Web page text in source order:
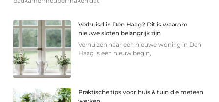
Verhuisd in Den Haag? Dit is waarom
nieuwe sloten belangrijk zijn
Verhuizen naar een nieuwe woning in Den
Haag is een nieuw begin,
Praktische tips voor huis & tuin die meteen